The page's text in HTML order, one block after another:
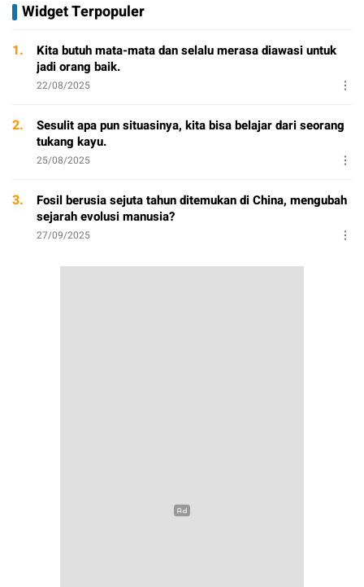
Widget Terpopuler
1.
Kita butuh mata-mata dan selalu merasa diawasi untuk
jadi orang baik.
22/08/2025
2.
Sesulit apa pun situasinya, kita bisa belajar dari seorang
tukang kayu.
25/08/2025
3.
Fosil berusia sejuta tahun ditemukan di China, mengubah
sejarah evolusi manusia?
27/09/2025